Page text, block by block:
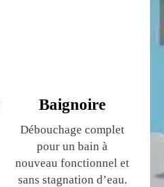
Baignoire
Débouchage complet
pour un bain à
nouveau fonctionnel et
sans stagnation d’eau.